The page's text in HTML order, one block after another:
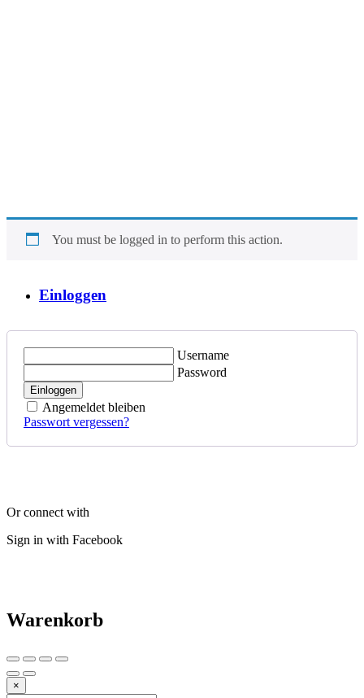
You must be logged in to perform this action.
Einloggen
Username
Password
Einloggen
Angemeldet bleiben
Passwort vergessen?
Or connect with
Sign in with Facebook
Warenkorb
×